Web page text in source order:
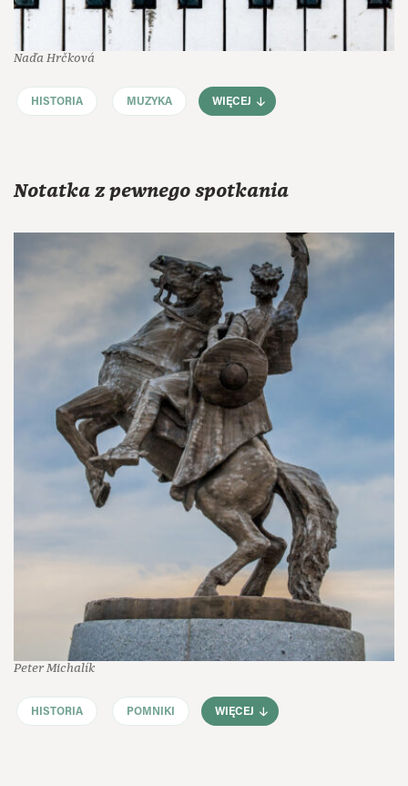
Naďa Hrčková
HISTORIA MUZYKA WIĘCEJ
Notatka z pewnego spotkania
Peter Michalík
HISTORIA POMNIKI WIĘCEJ